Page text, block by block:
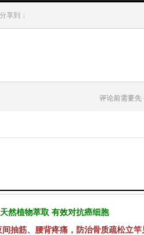
分享到：
评论前需要先
然植物萃取 有效对抗癌细胞
抽筋、腰背疼痛，防治骨质疏松立竿